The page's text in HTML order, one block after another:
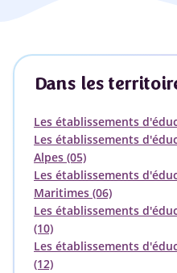
Dans les
Les établissements
Les établissements
Alpes (05)
Les établissements
Maritimes (06)
Les établissements
(10)
Les établissements
(12)